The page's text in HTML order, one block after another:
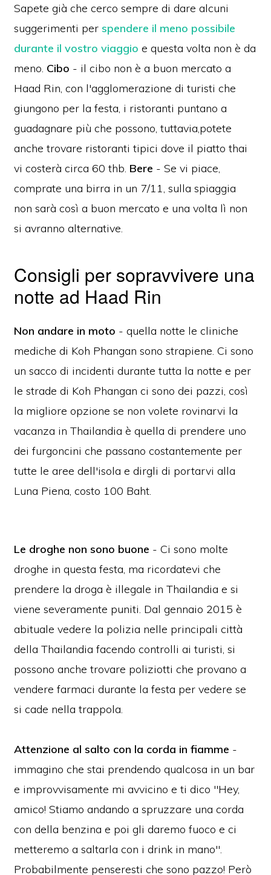
Sapete già che cerco sempre di dare alcuni
suggerimenti perspendere il meno possibile
durante il vostro viaggio e questa volta non è da
meno. Cibo - il cibo non è a buon mercato a
Haad Rin, con l'agglomerazione di turisti che
giungono per la festa, i ristoranti puntano a
guadagnare più che possono, tuttavia,potete
anche trovare ristoranti tipici dove il piatto thai
vi costerà circa 60 thb. Bere - Se vi piace,
comprate una birra in un 7/11, sulla spiaggia
non sarà così a buon mercato e una volta lì non
si avranno alternative.
Consigli per sopravvivere una
notte ad Haad Rin
Non andare in moto - quella notte le cliniche
mediche di Koh Phangan sono strapiene. Ci sono
un sacco di incidenti durante tutta la notte e per
le strade di Koh Phangan ci sono dei pazzi, così
la migliore opzione se non volete rovinarvi la
vacanza in Thailandia è quella di prendere uno
dei furgoncini che passano costantemente per
tutte le aree dell'isola e dirgli di portarvi alla
Luna Piena, costo 100 Baht.
Le droghe non sono buone - Ci sono molte
droghe in questa festa, ma ricordatevi che
prendere la droga è illegale in Thailandia e si
viene severamente puniti. Dal gennaio 2015 è
abituale vedere la polizia nelle principali città
della Thailandia facendo controlli ai turisti, si
possono anche trovare poliziotti che provano a
vendere farmaci durante la festa per vedere se
si cade nella trappola.
Attenzione al salto con la corda in fiamme -
immagino che stai prendendo qualcosa in un bar
e improvvisamente mi avvicino e ti dico "Hey,
amico! Stiamo andando a spruzzare una corda
con della benzina e poi gli daremo fuoco e ci
metteremo a saltarla con i drink in mano".
Probabilmente penseresti che sono pazzo! Però